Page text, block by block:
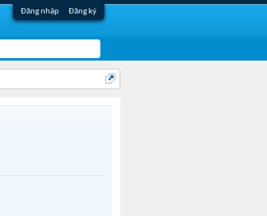
Đăng nhập Đăng ký